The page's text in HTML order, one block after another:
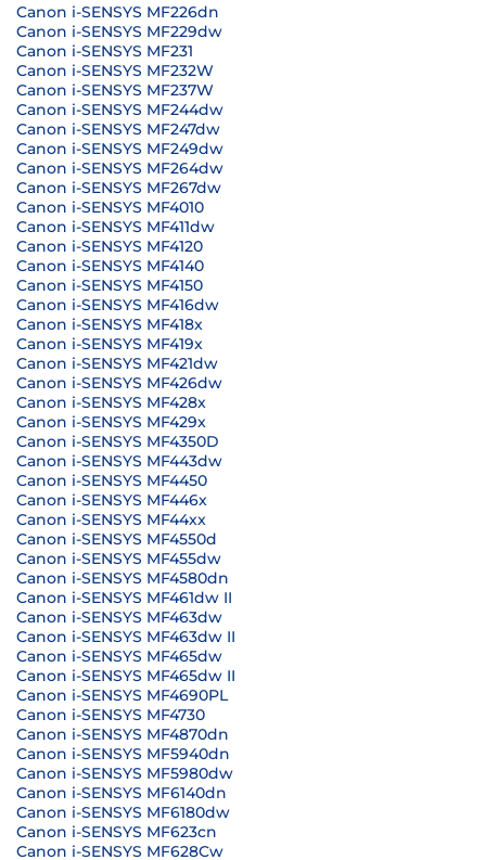
Canon i-SENSYS MF226dn
Canon i-SENSYS MF229dw
Canon i-SENSYS MF231
Canon i-SENSYS MF232W
Canon i-SENSYS MF237W
Canon i-SENSYS MF244dw
Canon i-SENSYS MF247dw
Canon i-SENSYS MF249dw
Canon i-SENSYS MF264dw
Canon i-SENSYS MF267dw
Canon i-SENSYS MF4010
Canon i-SENSYS MF411dw
Canon i-SENSYS MF4120
Canon i-SENSYS MF4140
Canon i-SENSYS MF4150
Canon i-SENSYS MF416dw
Canon i-SENSYS MF418x
Canon i-SENSYS MF419x
Canon i-SENSYS MF421dw
Canon i-SENSYS MF426dw
Canon i-SENSYS MF428x
Canon i-SENSYS MF429x
Canon i-SENSYS MF4350D
Canon i-SENSYS MF443dw
Canon i-SENSYS MF4450
Canon i-SENSYS MF446x
Canon i-SENSYS MF44xx
Canon i-SENSYS MF4550d
Canon i-SENSYS MF455dw
Canon i-SENSYS MF4580dn
Canon i-SENSYS MF461dw II
Canon i-SENSYS MF463dw
Canon i-SENSYS MF463dw II
Canon i-SENSYS MF465dw
Canon i-SENSYS MF465dw II
Canon i-SENSYS MF4690PL
Canon i-SENSYS MF4730
Canon i-SENSYS MF4870dn
Canon i-SENSYS MF5940dn
Canon i-SENSYS MF5980dw
Canon i-SENSYS MF6140dn
Canon i-SENSYS MF6180dw
Canon i-SENSYS MF623cn
Canon i-SENSYS MF628Cw